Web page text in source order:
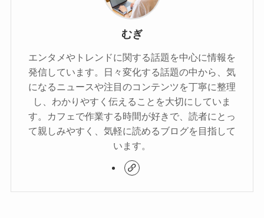
むぎ
エンタメやトレンドに関する話題を中心に情報を
発信しています。日々変化する話題の中から、気
になるニュースや注目のコンテンツを丁寧に整理
し、わかりやすく伝えることを大切にしていま
す。カフェで作業する時間が好きで、読者にとっ
て親しみやすく、気軽に読めるブログを目指して
います。